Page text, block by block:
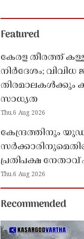
Featured
കേരള തീരത്ത്
നിർദേശം; വിവിധ
തിരമാലകൾക്കും
സാധ്യത
Thu,6 Aug 2026
കേന്ദ്രത്തിനും
പ്രതിപക്ഷ
Thu,6 Aug 2026
Recommended